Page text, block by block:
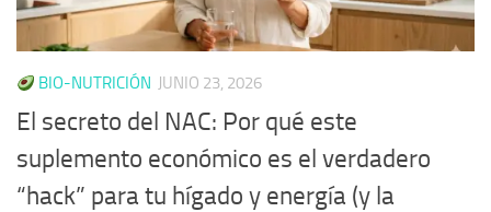
BIO-NUTRICIÓN JUNIO 23, 2026
El secreto del NAC: Por qué este
suplemento económico es el verdadero
“hack” para tu hígado y energía (y la